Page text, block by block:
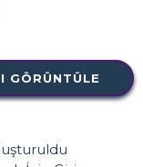
GÖRÜNTÜLE